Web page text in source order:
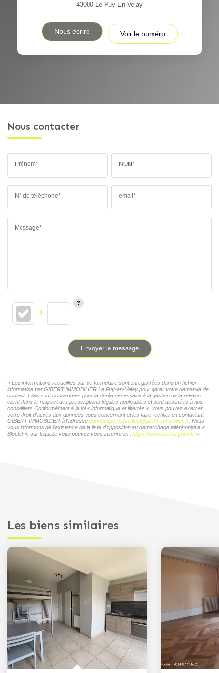
43000 Le Puy-En-Velay
Nous écrire Voir le numéro
Nous contacter
Prénom* NOM*
N° de téléphone* email*
Message*
Envoyer le message
« Les informations recueillies sur ce formulaire sont enregistrées dans un fichier
informatisé par GIBERT IMMOBILIER Le Puy-en-Velay pour gérer votre demande de
contact. Elles sont conservées pour la durée nécessaire à la gestion de la relation
client dans le respect des prescriptions légales applicables et sont destinées à nos
conseillers Conformément à la loi « informatique et libertés », vous pouvez exercer
votre droit d'accès aux données vous concernant et les faire rectifier en contactant
GIBERT IMMOBILIER à l'adresse donneespersonnelles@gibert-immobilier.fr . Nous
vous informons de l'existence de la liste d'opposition au démarchage téléphonique «
Bloctel », sur laquelle vous pouvez vous inscrire ici : https://www.bloctel.gouv.fr/»
Les biens similaires